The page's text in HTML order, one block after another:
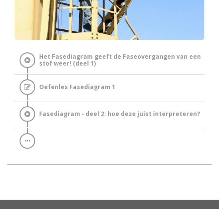
Het Fasediagram geeft de Faseovergangen van een
stof weer! (deel 1)
Oefenles Fasediagram 1
Fasediagram - deel 2: hoe deze juist interpreteren?